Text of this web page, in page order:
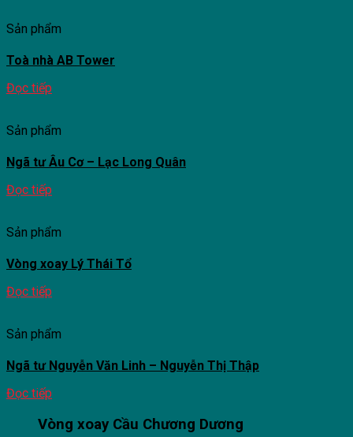
Sản phẩm
Toà nhà AB Tower
Đọc tiếp
Sản phẩm
Ngã tư Âu Cơ – Lạc Long Quân
Đọc tiếp
Sản phẩm
Vòng xoay Lý Thái Tổ
Đọc tiếp
Sản phẩm
Ngã tư Nguyễn Văn Linh – Nguyễn Thị Thập
Đọc tiếp
Vòng xoay Cầu Chương Dương